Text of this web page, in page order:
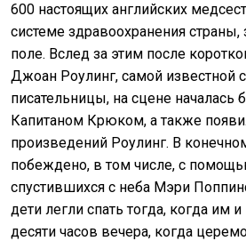
600 настоящих английских
системе здравоохранения страны,
поле. Вслед за этим после
Джоан Роулинг, самой известной
писательницы, на сцене началась
Капитаном Крюком, а также
произведений Роулинг. В
побеждено, в том числе, с
спустившихся с неба Мэри
дети легли спать тогда, когда им
десяти часов вечера, когда